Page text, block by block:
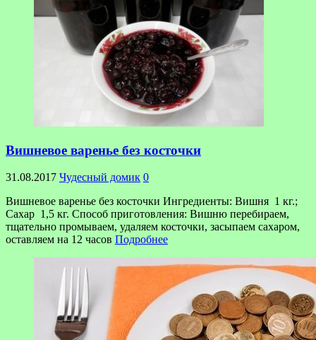
Вишневое варенье без косточки
31.08.2017 Чудесный домик 0
Вишневое варенье без косточки Ингредиенты: Вишня 1 кг.;
Сахар 1,5 кг. Способ приготовления: Вишню перебираем,
тщательно промываем, удаляем косточки, засыпаем сахаром,
оставляем на 12 часов Подробнее